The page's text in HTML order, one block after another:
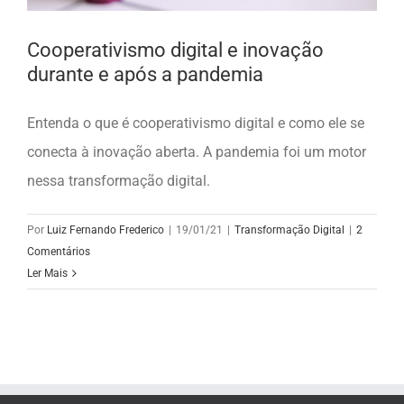
Cooperativismo digital e inovação
durante e após a pandemia
Entenda o que é cooperativismo digital e como ele se
conecta à inovação aberta. A pandemia foi um motor
nessa transformação digital.
Por Luiz Fernando Frederico 19/01/21 Transformação Digital
2
Comentários
Ler Mais